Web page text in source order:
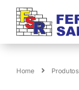
Home Produtos